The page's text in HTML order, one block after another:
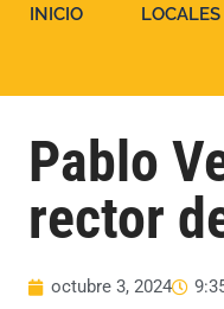
INICIO LOCALES
Pablo
rector
octubre 3, 2024